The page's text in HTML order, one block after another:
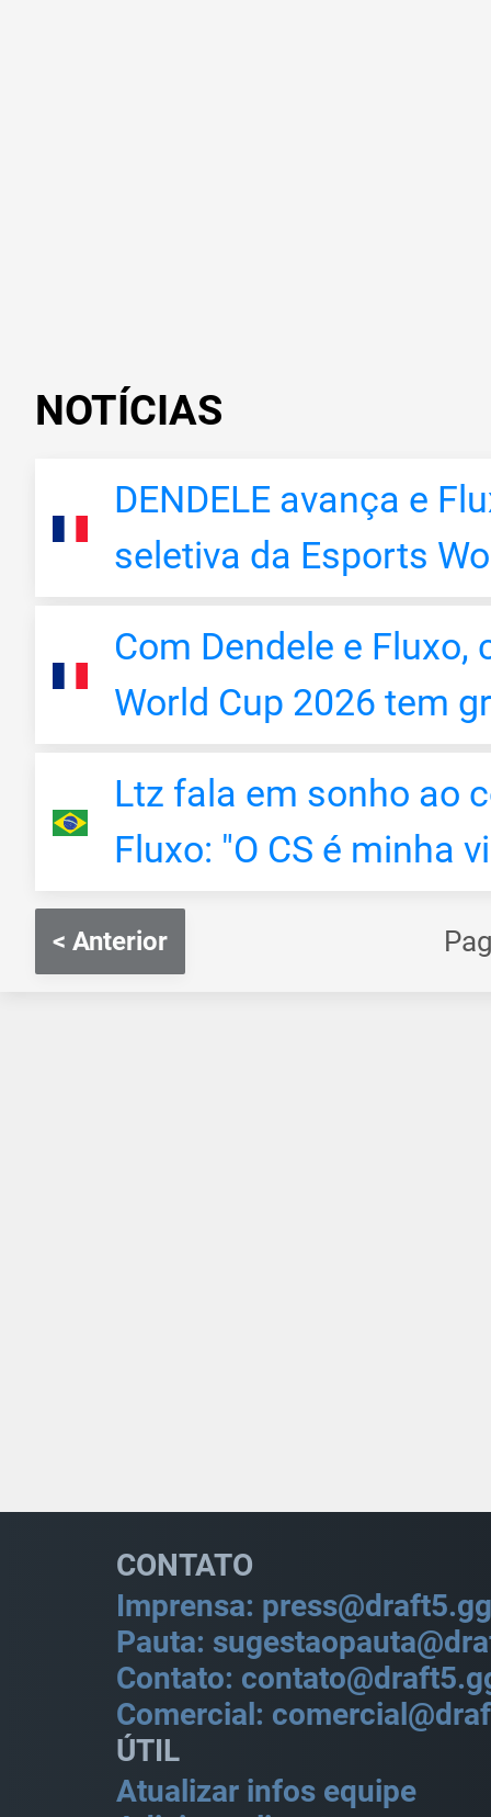
NOTÍCIAS
DENDELE avança e
seletiva da Esports
Com Dendele e
World Cup 2026 tem
Ltz fala em sonho ao
Fluxo: "O CS é minha
< Anterior
CONTATO
Imprensa: press@draft5.gg
Pauta:
Contato:
Comercial:
ÚTIL
Atualizar infos equipe